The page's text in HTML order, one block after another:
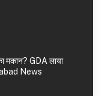
मकान? GDA लाया
News